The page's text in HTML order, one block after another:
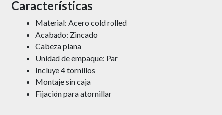
Características
Material: Acero cold rolled
Acabado: Zincado
Cabeza plana
Unidad de empaque: Par
Incluye 4 tornillos
Montaje sin caja
Fijación para atornillar